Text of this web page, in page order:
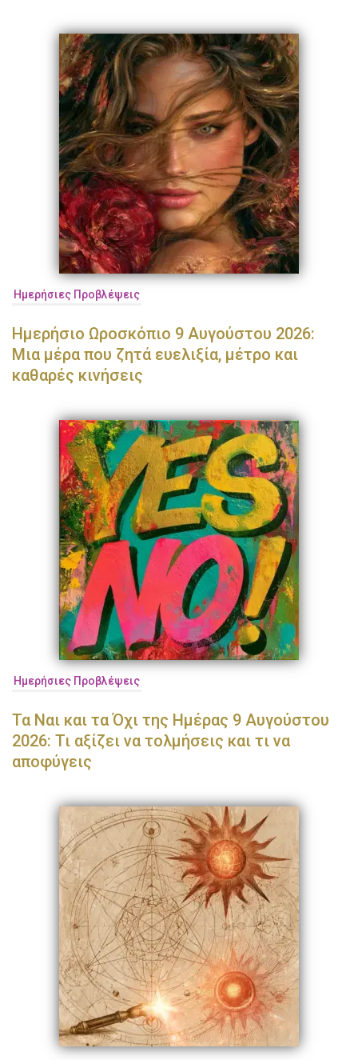
Ημερήσιες Προβλέψεις
Ημερήσιο Ωροσκόπιο 9 Αυγούστου 2026:
Μια μέρα που ζητά ευελιξία, μέτρο και
καθαρές κινήσεις
Ημερήσιες Προβλέψεις
Τα Ναι και τα Όχι της Ημέρας 9 Αυγούστου
2026: Τι αξίζει να τολμήσεις και τι να
αποφύγεις